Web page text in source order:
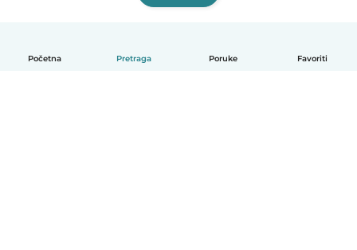
Početna Pretraga Poruke Favoriti